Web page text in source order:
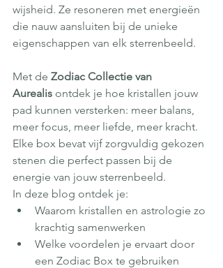
wijsheid. Ze resoneren met energieën
die nauw aansluiten bij de unieke
eigenschappen van elk sterrenbeeld.
Met de Zodiac Collectie van
Aurealis ontdek je hoe kristallen jouw
pad kunnen versterken: meer balans,
meer focus, meer liefde, meer kracht.
Elke box bevat vijf zorgvuldig gekozen
stenen die perfect passen bij de
energie van jouw sterrenbeeld.
In deze blog ontdek je:
Waarom kristallen en astrologie zo
krachtig samenwerken
Welke voordelen je ervaart door
een Zodiac Box te gebruiken